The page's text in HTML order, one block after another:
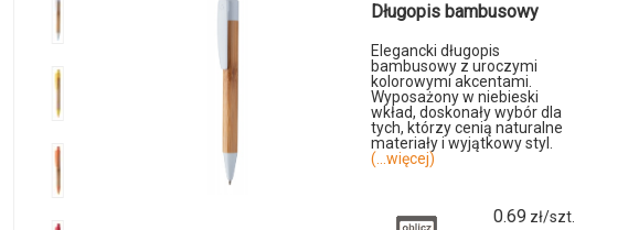
Długopis bambusowy
Elegancki długopis
bambusowy z uroczymi
kolorowymi akcentami.
Wyposażony w niebieski
wkład, doskonały wybór dla
tych, którzy cenią naturalne
materiały i wyjątkowy styl.
(...więcej)
0.69 zł/szt.